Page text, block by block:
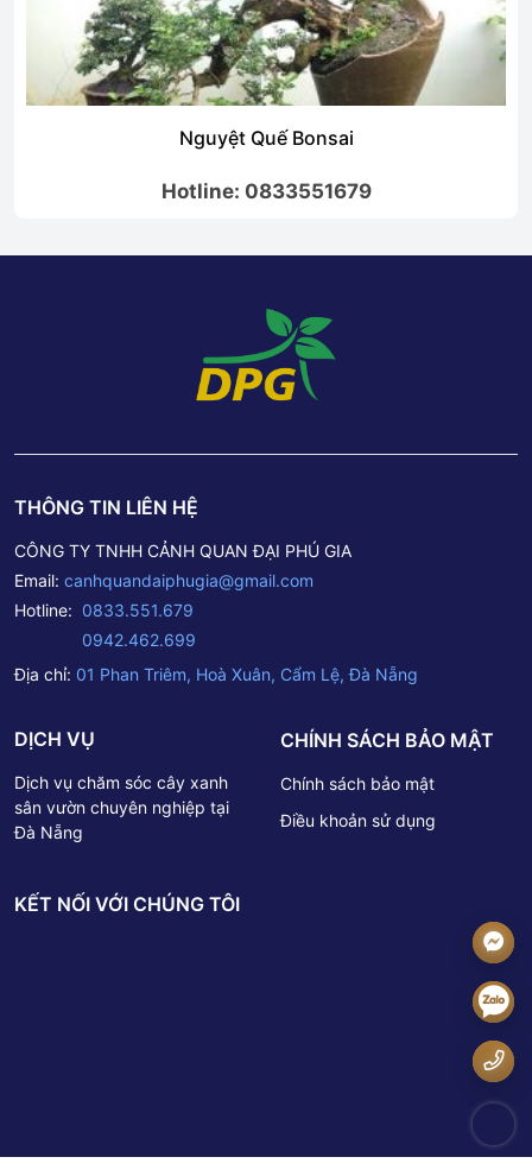
THÔNG TIN LIÊN HỆ
CÔNG TY TNHH CẢNH QUAN ĐẠI PHÚ GIA
Email: canhquandaiphugia@gmail.com
Hotline: 0833.551.679
0942.462.699
Địa chỉ: 01 Phan Triêm, Hoà Xuân, Cẩm Lệ, Đà Nẵng
DỊCH VỤ
Dịch vụ chăm sóc cây xanh
sân vườn chuyên nghiệp tại
Đà Nẵng
CHÍNH SÁCH BẢO MẬT
Chính sách bảo mật
Điều khoản sử dụng
KẾT NỐI VỚI CHÚNG TÔI